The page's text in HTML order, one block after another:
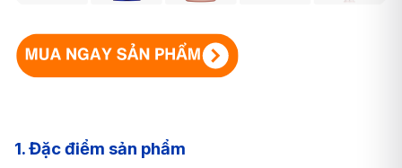
1. Đặc điểm sản phẩm